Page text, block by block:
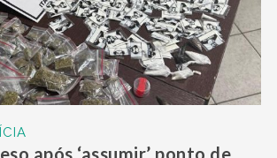
após ‘assumir’ ponto de